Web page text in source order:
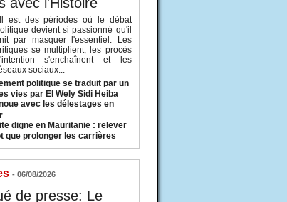
Il est des périodes où le débat
devient si passionné qu'il
par masquer l'essentiel. Les
se multiplient, les procès
s'enchaînent et les
sociaux...
politique se traduit par un
vies par El Wely Sidi Heiba
avec les délestages en
digne en Mauritanie : relever
que prolonger les carrières
- 06/08/2026
de presse: Le